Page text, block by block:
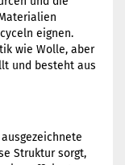
eignen.
wie Wolle, aber
und besteht aus
Struktur sorgt,